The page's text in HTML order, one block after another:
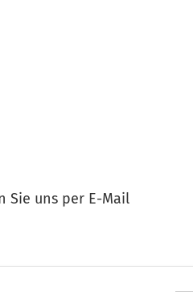
Sie uns per E-Mail